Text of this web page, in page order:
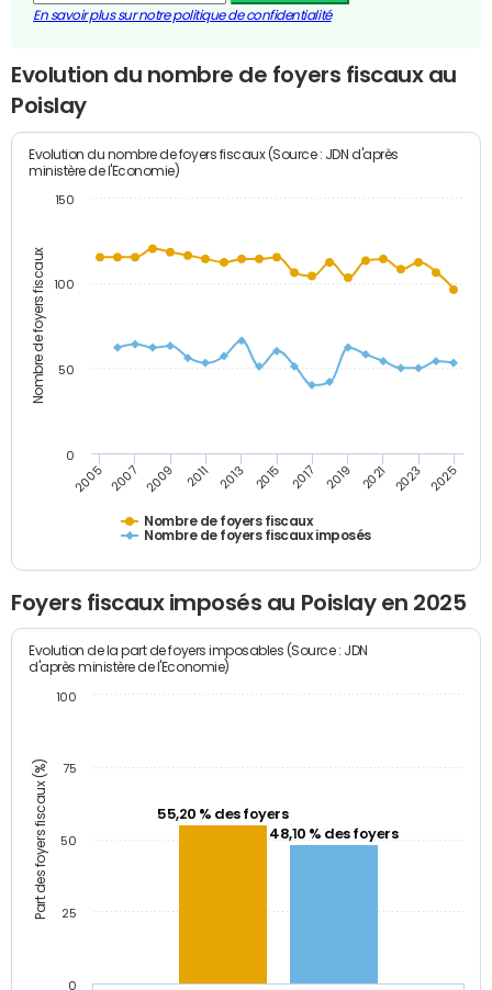
En savoir plus sur notre politique de confidentialité
Evolution du nombre de foyers fiscaux au
Poislay
Nombre de foyers fiscaux
Evolution du nombre de foyers fiscaux (Source : JDN d'après
ministère de l'Economie)
Nombre de foyers fiscaux
Nombre de foyers fiscaux imposés
2005 2007 2009 2011 2013 2015 2017 2019 2021 2023 2025
0
50
100
150
Foyers fiscaux imposés au Poislay en 2025
Part des foyers fiscaux (%)
Evolution de la part de foyers imposables (Source : JDN
d'après ministère de l'Economie)
55,20 % des foyers
48,10 % des foyers
0
25
50
75
100